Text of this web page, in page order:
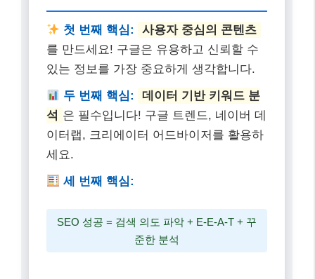
첫 번째 핵심:
사용자 중심의 콘텐츠
를 만드세요! 구글은 유용하고 신뢰할 수
있는 정보를 가장 중요하게 생각합니다.
두 번째 핵심:
데이터 기반 키워드 분
석 은 필수입니다! 구글 트렌드, 네이버 데
이터랩, 크리에이터 어드바이저를 활용하
세요.
세 번째 핵심:
SEO 성공 = 검색 의도 파악 + E-E-A-T + 꾸
준한 분석